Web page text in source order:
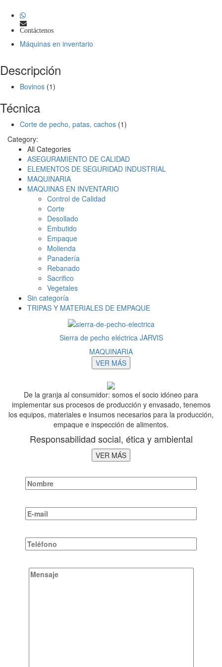
Contáctenos
Máquinas en inventario
Descripción
Bovinos (1)
Técnica
Corte de pecho, patas, cachos (1)
Category:
All Categories
ASEGURAMIENTO DE CALIDAD
ELEMENTOS DE SEGURIDAD INDUSTRIAL
MAQUINARIA
MAQUINAS EN INVENTARIO
Control de Calidad
Corte
Desollado
Embutido
Empaque
Molienda
Panadería
Rebanado
Sacrifico
Vegetales
Sin categoría
TRIPAS Y MATERIALES DE EMPAQUE
Sierra de pecho eléctrica JARVIS
MAQUINARIA
VER MÁS
De la granja al consumidor: somos el socio idóneo para
implementar sus procesos de producción y envasado, tenemos
los equipos, materiales e insumos necesarios para la producción,
empaque e inspección de alimentos.
Responsabilidad social, ética y ambiental
VER MÁS